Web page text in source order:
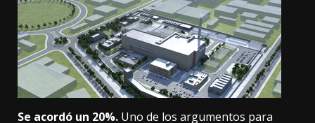
Se acordó un 20%. Uno de los argumentos para